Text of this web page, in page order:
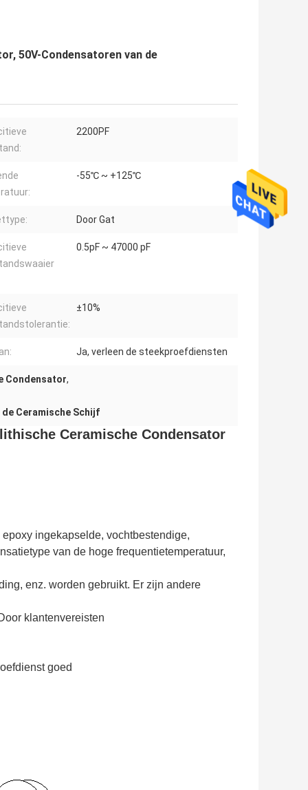
50V-Condensatoren van de
2200PF
-55℃ ~ +125℃
Door Gat
0.5pF ~ 47000 pF
±10%
Ja, verleen de steekproefdiensten
Condensator,
Ceramische Schijf
Ceramische Condensator
ingekapselde, vochtbestendige,
van de hoge frequentietemperatuur,
enz. worden gebruikt. Er zijn andere
klantenvereisten
goed